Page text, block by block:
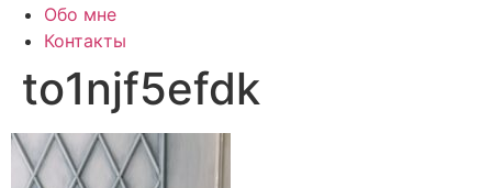
Обо мне
Контакты
to1njf5efdk